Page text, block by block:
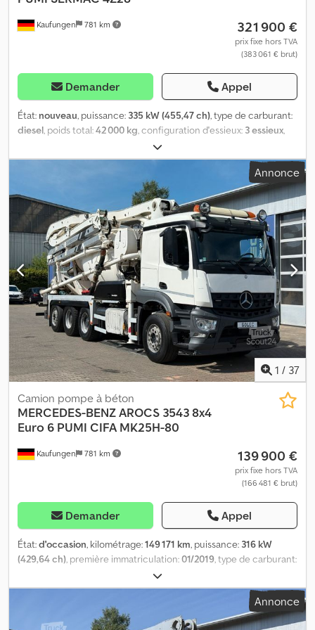
Kaufungen 781 km 321 900 €
prix fixe hors TVA
(383 061 € brut)
Demander Appel
État: nouveau, puissance: 335 kW (455,47 ch), type de carburant:
diesel, poids total:42 000 kg, configuration d'essieux: 3 essieux,
08/2028
d'engrenage:automatique, classe d'émission:Euro 6, Année de
, Numéro interne
du véhicule : G300327 Disponible immédiatement sur notre site à
Kaufungen. Pour plus d’informations : * Golec Nutzfahrzeuge
GmbH (allemand, anglais, bulgare, russe) * Viktoria Sologubova
(polonais, russe, ukrainien, anglais) Exemple de financement : *
Numéro interne : G300327 * Prix d’achat : 321 900,00 € *
Acompte : 10 % * Durée : 60 mois * Mensualité : 4 950,02 € Valeur
résiduelle : 60 080,00 € Si cette offre vous intéresse ou si vous
souhaitez la personnaliser en fonction de vos besoins, veuillez
nous contacter (M. Enchev). Nous attendons avec impatience
votre appel. Erreurs et omissions réservées. Nous reprenons
volontiers votre ancien véhicule. Financement possible
directement chez nous. GOLEC NUTZFAHRZEUGE GMBH
Dcodpfsytllksx Abmjk Nous parlons : allemand, anglais, espagnol,
polonais, ukrainien, russe, bulgare.
Annonce
1 / 37
Kaufungen 781 km
Camion pompe à béton
MERCEDES-BENZAROCS 3543 8x4
Euro 6 PUMI CIFA MK25H-80
139 900 €
prix fixe hors TVA
(166 481 € brut)
Demander Appel
État:d'occasion, kilométrage:149 171 km, puissance: 316 kW
(429,64 ch), première immatriculation:01/2019, type de carburant:
, configuration d'essieux:
prochaine inspection (TÜV):08/2028, couleur:blanc, type
automatique
, Année de
2018, Équipement: ABS, climatisation, Numéro de
Annonce